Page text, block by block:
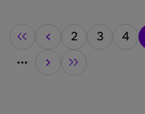
2 3 4